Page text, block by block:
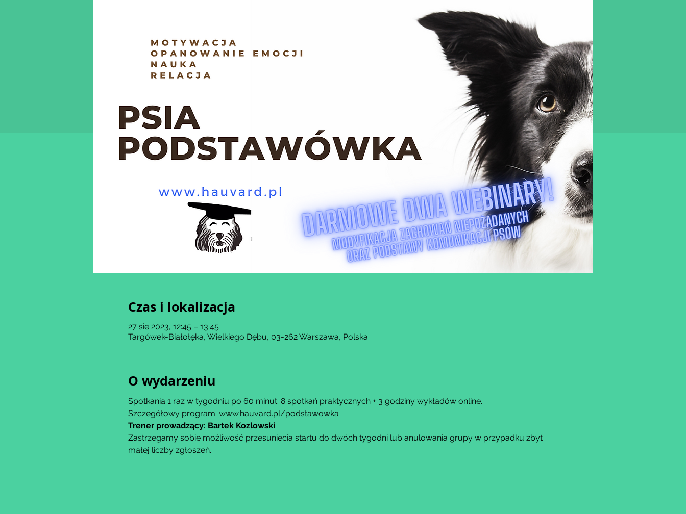
Czas i lokalizacja
27 sie 2023, 12:45 – 13:45
Targówek-Białołęka, Wielkiego Dębu, 03-262 Warszawa, Polska
O wydarzeniu
Spotkania 1 raz w tygodniu po 60 minut: 8 spotkań praktycznych + 3 godziny wykładów online.
Szczegółowy program: www.hauvard.pl/podstawowka
Trener prowadzący: Bartek Kozlowski
Zastrzegamy sobie możliwość przesunięcia startu do dwóch tygodni lub anulowania grupy w przypadku zbyt
małej liczby zgłoszeń.